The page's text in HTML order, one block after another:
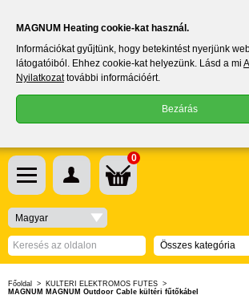
0
Összes kategória
Magyar
Főoldal > KÜLTÉRI ELEKTROMOS FŰTÉS >
MAGNUM MAGNUM Outdoor Cable kültéri fűtőkábel
MAGNUM Heating cookie-kat használ.
Információkat gyűjtünk, hogy betekintést nyerjünk
látogatóiból. Ehhez cookie-kat helyezünk. Lásd a mi
Nyilatkozattovábbi információért.
Bezárás